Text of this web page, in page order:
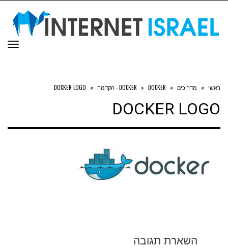
ראשי » מדריכים »
DOCKER » DOCKER - הקדמה »
DOCKER LOGO
DOCKER LOGO
השארת תגובה